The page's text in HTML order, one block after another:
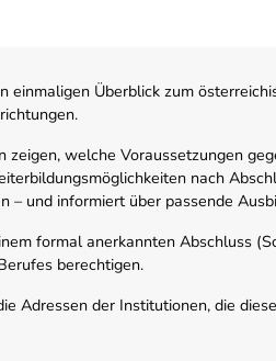
einmaligen Überblick zum
welche Voraussetzungen
nach
– und informiert über passende
formal anerkannten Abschluss
berechtigen.
Adressen der Institutionen, die